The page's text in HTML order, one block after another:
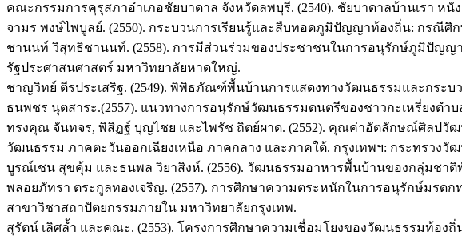
คณะกรรมการคุรุสภาอำเภอชัยบาดาล จังหวัดลพบุรี. (2540). ชัยบาดาลบ้านเรา ห
จามร พงษ์ไพบูลย์. (2550). กระบวนการเรียนรู้และสืบทอดภูมิปัญญาท้องถิ่น: กรณี
ชานนท์ วิสุทธิชานนท์. (2558). การมีส่วนร่วมของประชาชนในการอนุรักษ์ภูมิปัญ
รัฐประศาสนศาสตร์ มหาวิทยาลัยหาดใหญ่.
ชาญวิทย์ ตีรประเสริฐ. (2549). พิพิธภัณฑ์พื้นบ้านการแสดงทางวัฒนธรรมและกระ
ธนพชร นุตสาระ.(2557). แนวทางการอนุรักษ์วัฒนธรรมดนตรีของชาวกะเหรี่ยงต
ทรงคุณ จันทจร, พิสิฏฐ์ บุญไชย และไพรัช ถิตย์ผาด. (2552). คุณค่าอัตลักษณ์ศิลปวั
วัฒนธรรม ภาคตะวันออกเฉียงเหนือ ภาคกลาง และภาคใต้. กรุงเทพฯ: กระทรวงวั
บูรณ์เชน สุขคุ้ม และธนพล วิยาสิงห์. (2556). วัฒนธรรมอาหารพื้นบ้านของกลุ่มชาติ
พลอยภัทรา ตระกูลทองเจริญ. (2557). การศึกษาความตระหนักในการอนุรักษ์มร
สาขาวิชาสถาปัตยกรรมภายใน มหาวิทยาลัยกรุงเทพ.
สุรัตน์ เลิศล้ำ และคณะ. (2553). โครงการศึกษาความเชื่อมโยงของวัฒนธรรมท้